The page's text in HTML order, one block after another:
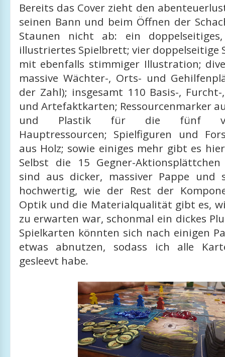
Bereits das Cover zieht den
seinen Bann und beim Öffnen der
Staunen nicht ab: ein
illustriertes Spielbrett; vier doppelseitige
mit ebenfalls stimmiger Illustration;
massive Wächter-, Orts- und
der Zahl); insgesamt 110 Basis-, Furcht-
und Artefaktkarten; Ressourcenmarker
und Plastik für die fünf
Hauptressourcen; Spielfiguren und
aus Holz; sowie einiges mehr gibt es
Selbst die 15 Gegner-
sind aus dicker, massiver Pappe und
hochwertig, wie der Rest der
Optik und die Materialqualität gibt es,
zu erwarten war, schonmal ein dickes
Spielkarten könnten sich nach einigen
etwas abnutzen, sodass ich alle
gesleevt habe.